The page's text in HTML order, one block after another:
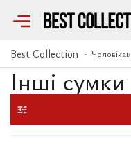
Інші сумки
Best Collection Чоловікам